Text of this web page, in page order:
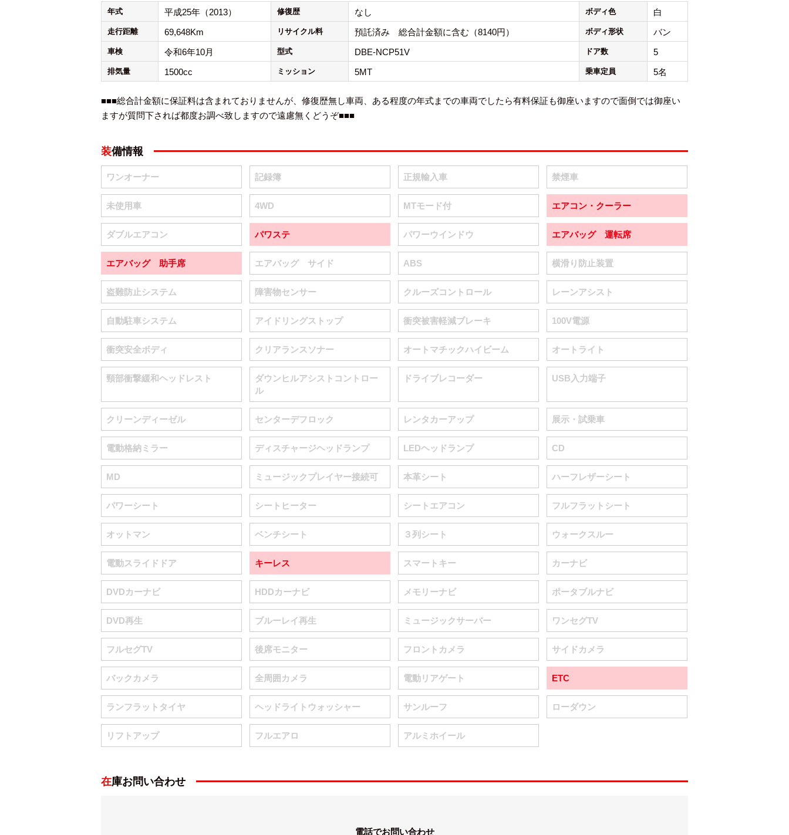
年式 平成25年（2013） 修復歴 なし ボディ色 白
走行距離 69,648Km リサイクル料 預託済み 総合計金額に含む（8140円） ボディ形状 バン
車検 令和6年10月 型式 DBE-NCP51V ドア数 5
排気量 1500cc ミッション 5MT 乗車定員 5名
■■■総合計金額に保証料は含まれておりませんが、修復歴無し車両、ある程度の年式までの車両でしたら有料保証も御座いますので面倒では御座い
ますが質問下されば都度お調べ致しますので遠慮無くどうぞ■■■
装備情報
ワンオーナー 記録簿 正規輸入車 禁煙車
未使用車 4WD MTモード付 エアコン・クーラー
ダブルエアコン パワステ パワーウインドウ エアバッグ 運転席
エアバッグ 助手席 エアバッグ サイド ABS 横滑り防止装置
盗難防止システム 障害物センサー クルーズコントロール レーンアシスト
自動駐車システム アイドリングストップ 衝突被害軽減ブレーキ 100V電源
衝突安全ボディ クリアランスソナー オートマチックハイビーム オートライト
頸部衝撃緩和ヘッドレスト
ダウンヒルアシストコントロー
ル
ドライブレコーダー USB入力端子
クリーンディーゼル センターデフロック レンタカーアップ 展示・試乗車
電動格納ミラー ディスチャージヘッドランプ LEDヘッドランプ CD
MD ミュージックプレイヤー接続可 本革シート ハーフレザーシート
パワーシート シートヒーター シートエアコン フルフラットシート
オットマン ベンチシート ３列シート ウォークスルー
電動スライドドア キーレス スマートキー カーナビ
DVDカーナビ HDDカーナビ メモリーナビ ポータブルナビ
DVD再生 ブルーレイ再生 ミュージックサーバー ワンセグTV
フルセグTV 後席モニター フロントカメラ サイドカメラ
バックカメラ 全周囲カメラ 電動リアゲート ETC
ランフラットタイヤ ヘッドライトウォッシャー サンルーフ ローダウン
リフトアップ フルエアロ アルミホイール
在庫お問い合わせ
電話でお問い合わせ